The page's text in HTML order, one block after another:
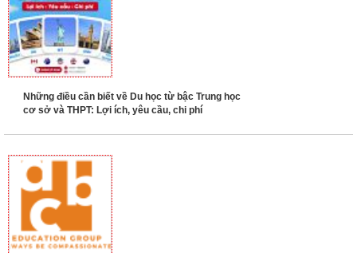
Những điều cần biết về Du học từ bậc Trung học
cơ sở và THPT: Lợi ích, yêu cầu, chi phí